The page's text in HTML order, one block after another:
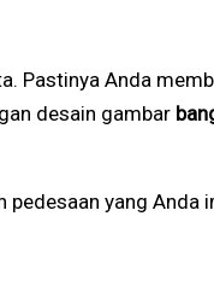
Pastinya Anda
desain gambar
yang Anda